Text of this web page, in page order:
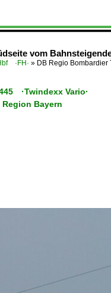
vom
·FH· » DB Regio
·Twindexx Vario·
Region Bayern